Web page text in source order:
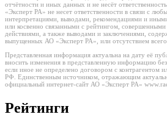
отчётности и иных данных и не несёт
«Эксперт РА» не несет ответственности в связи с
интерпретациями, выводами, рекомендациями и
или косвенно связанными с рейтингом,
действиями, а также выводами и заключениями,
выпущенных АО «Эксперт РА», или отсутствием всего
Представленная информация актуальна на дату её
вносить изменения в представленную информацию
если иное не определено договором с контрагентом
РФ. Единственным источником, отражающим
официальный интернет-сайт АО «Эксперт РА»
Рейтинги